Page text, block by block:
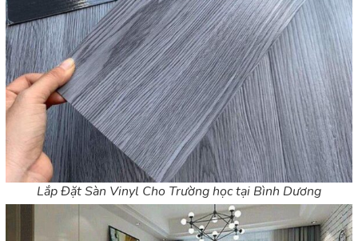
Lắp Đặt Sàn Vinyl Cho Trường học tại Bình Dương